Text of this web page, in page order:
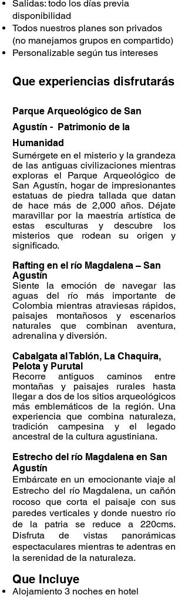
Salidas: todo los días previa
disponibilidad
Todos nuestros planes son privados
(no manejamos grupos en compartido)
Personalizable según tus intereses
Que experiencias disfrutarás
Parque Arqueológico de San
Agustín - Patrimonio de la
Humanidad
Sumérgete en el misterio y la grandeza
de las antiguas civilizaciones mientras
exploras el Parque Arqueológico de
San Agustín, hogar de impresionantes
estatuas de piedra tallada que datan
de hace más de 2,000 años. Déjate
maravillar por la maestría artística de
estas esculturas y descubre los
misterios que rodean su origen y
significado.
Rafting en el río Magdalena – San
Agustín
Siente la emoción de navegar las
aguas del río más importante de
Colombia mientras atraviesas rápidos,
paisajes montañosos y escenarios
naturales que combinan aventura,
adrenalina y diversión.
Cabalgata al Tablón, La Chaquira,
Pelota y Purutal
Recorre antiguos caminos entre
montañas y paisajes rurales hasta
llegar a dos de los sitios arqueológicos
más emblemáticos de la región. Una
experiencia que combina naturaleza,
tradición campesina y el legado
ancestral de la cultura agustiniana.
Estrecho del río Magdalena en San
Agustín
Embárcate en un emocionante viaje al
Estrecho del río Magdalena, un cañón
rocoso que corta el paisaje con sus
paredes verticales y donde nuestro río
de la patria se reduce a 220cms.
Disfruta de vistas panorámicas
espectaculares mientras te adentras en
la serenidad de la naturaleza.
Que Incluye
Alojamiento 3 noches en hotel